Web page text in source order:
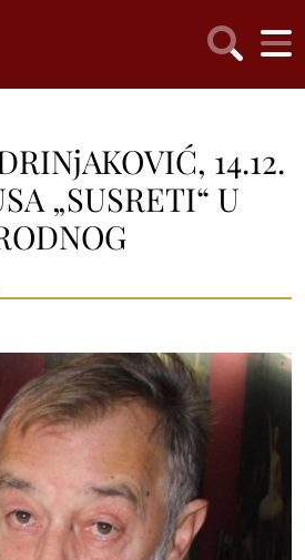
14.12.
„SUSRETI“ U